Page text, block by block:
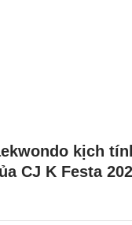
kịch
CJ K Festa